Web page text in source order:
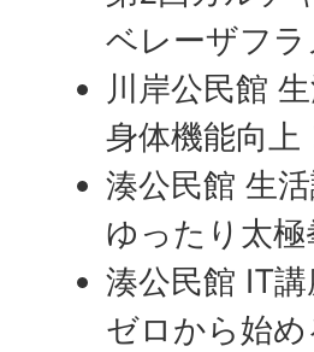
ベレーザフ
川岸公民館
身体機能向上
湊公民館 生
ゆったり太極
湊公民館 IT講
ゼロから始